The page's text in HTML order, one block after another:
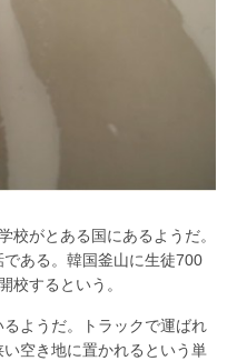
校がとある国にあるようだ。
ある。韓国釜山に生徒700
校するという。
ようだ。トラックで運ばれ
空き地に置かれるという単